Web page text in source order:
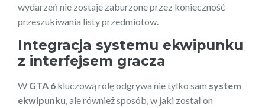
wydarzeń nie zostaje zaburzone przez konieczność
przeszukiwania listy przedmiotów.
Integracja systemu ekwipunku
z interfejsem gracza
W GTA 6 kluczową rolę odgrywa nie tylko sam system
ekwipunku , ale również sposób, w jaki został on